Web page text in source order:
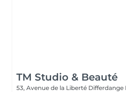
TM Studio & Beauté
53, Avenue de la Liberté Differdange